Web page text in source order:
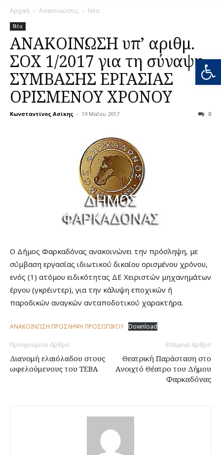
Αρχική Ανακοινώσεις Νέα
Νέα
ΑΝΑΚΟΙΝΩΣΗ υπ’ αριθμ.
ΣΟΧ 1/2017 για τη σύναψη
ΣΥΜΒΑΣΗΣ ΕΡΓΑΣΙΑΣ
ΟΡΙΣΜΕΝΟΥ ΧΡΟΝΟΥ
Κωνσταντίνος Ασίκης - 19 Μαΐου 2017 0
Ο Δήμος Φαρκαδόνας ανακοινώνει την πρόσληψη, με
σύμβαση εργασίας ιδιωτικού δικαίου ορισμένου χρόνου,
ενός (1) ατόμου ειδικότητας ΔΕ Χειριστών μηχανημάτων
έργου (γκρέιντερ), για την κάλυψη εποχικών ή
παροδικών αναγκών ανταποδοτικού χαρακτήρα.
ΑΝΑΚΟΙΝΩΣΗ ΠΡΟΣΛΗΨΗ ΠΡΟΣΩΠΙΚΟΥ Download
Προηγούμενο άρθρο
Διανομή ελαιόλαδου στους
ωφελούμενους του ΤΕΒΑ
Επόμενο άρθρο
Θεατρική Παράσταση στο
Ανοιχτό Θέατρο του Δήμου
Φαρκαδόνας